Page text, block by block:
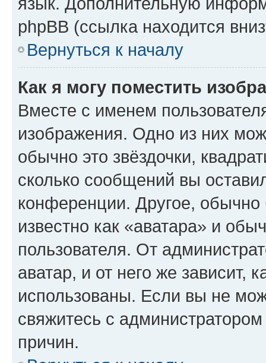
phpBB (ссылка находится
Вернуться к началу
Как я могу поместить
Вместе с именем
изображения. Одно из них
обычно это звёздочки,
сколько сообщений вы
конференции. Другое,
известно как «аватара» и
пользователя. От
аватар, и от него же зависит,
использованы. Если вы не
свяжитесь с
причин.